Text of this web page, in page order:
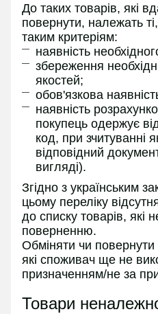
До таких товарів, які
повернути, належать
таким критеріям:
наявність
збереження
якостей;
обов'язкова
наявність
покупець одержує
код, при зчитуванні
відповідний
вигляді).
Згідно з українським
цьому переліку
до списку товарів, які
поверненню.
Обміняти чи повернути
які споживач ще не
призначенням/не за
Товари